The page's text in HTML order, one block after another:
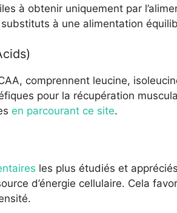
à obtenir uniquement par
à une alimentation
comprennent leucine,
pour la récupération
en parcourant ce site.
les plus étudiés et
d’énergie cellulaire. Cela